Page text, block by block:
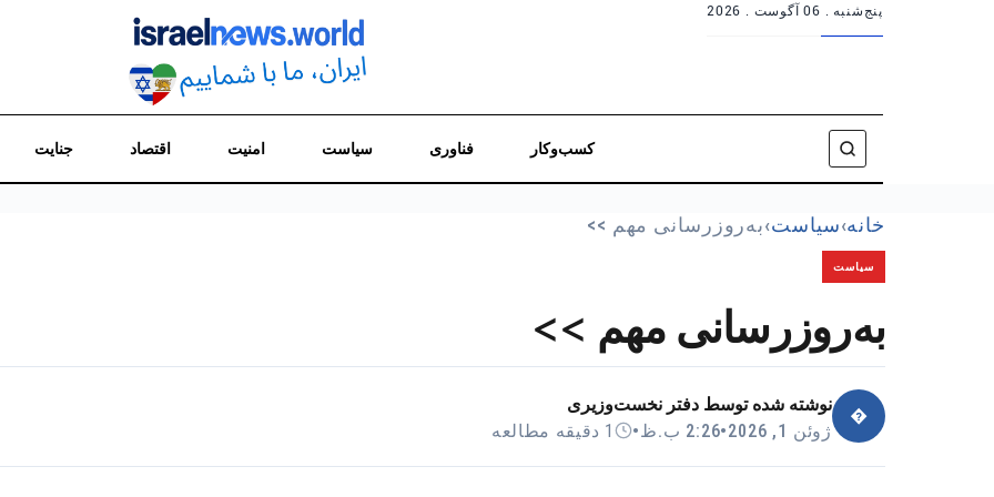
پنج‌شنبه . 06 آگوست . 2026
کسب‌وکار فناوری سیاست امنیت اقتصاد جنایت
خانه›سیاست›به‌روزرسانی مهم >>
سیاست
به‌روزرسانی مهم >>
�
نوشته شده توسط دفتر نخست‌وزیری
ژوئن 1, 2026
•2:26 ب.ظ • 1 دقیقه مطالعه